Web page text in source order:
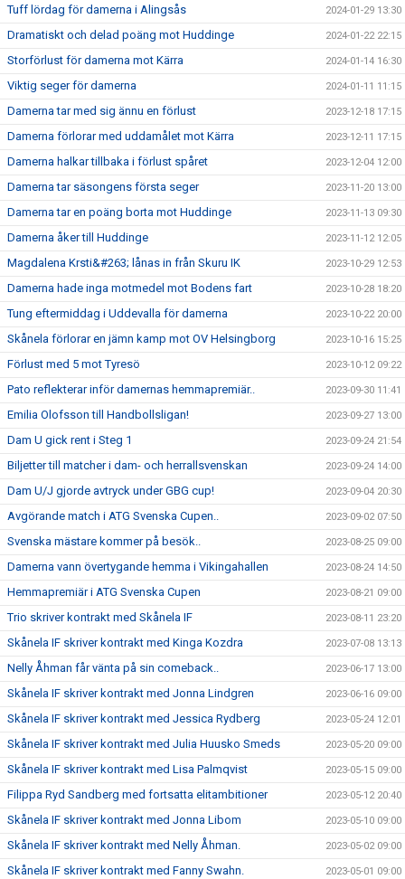
Tuff lördag för damerna i Alingsås 2024-01-29 13:30
Dramatiskt och delad poäng mot Huddinge 2024-01-22 22:15
Storförlust för damerna mot Kärra 2024-01-14 16:30
Viktig seger för damerna 2024-01-11 11:15
Damerna tar med sig ännu en förlust 2023-12-18 17:15
Damerna förlorar med uddamålet mot Kärra 2023-12-11 17:15
Damerna halkar tillbaka i förlust spåret 2023-12-04 12:00
Damerna tar säsongens första seger 2023-11-20 13:00
Damerna tar en poäng borta mot Huddinge 2023-11-13 09:30
Damerna åker till Huddinge 2023-11-12 12:05
Magdalena Krsti&#263; lånas in från Skuru IK 2023-10-29 12:53
Damerna hade inga motmedel mot Bodens fart 2023-10-28 18:20
Tung eftermiddag i Uddevalla för damerna 2023-10-22 20:00
Skånela förlorar en jämn kamp mot OV Helsingborg 2023-10-16 15:25
Förlust med 5 mot Tyresö 2023-10-12 09:22
Pato reflekterar inför damernas hemmapremiär.. 2023-09-30 11:41
Emilia Olofsson till Handbollsligan! 2023-09-27 13:00
Dam U gick rent i Steg 1 2023-09-24 21:54
Biljetter till matcher i dam- och herrallsvenskan 2023-09-24 14:00
Dam U/J gjorde avtryck under GBG cup! 2023-09-04 20:30
Avgörande match i ATG Svenska Cupen.. 2023-09-02 07:50
Svenska mästare kommer på besök.. 2023-08-25 09:00
Damerna vann övertygande hemma i Vikingahallen 2023-08-24 14:50
Hemmapremiär i ATG Svenska Cupen 2023-08-21 09:00
Trio skriver kontrakt med Skånela IF 2023-08-11 23:20
Skånela IF skriver kontrakt med Kinga Kozdra 2023-07-08 13:13
Nelly Åhman får vänta på sin comeback.. 2023-06-17 13:00
Skånela IF skriver kontrakt med Jonna Lindgren 2023-06-16 09:00
Skånela IF skriver kontrakt med Jessica Rydberg 2023-05-24 12:01
Skånela IF skriver kontrakt med Julia Huusko Smeds 2023-05-20 09:00
Skånela IF skriver kontrakt med Lisa Palmqvist 2023-05-15 09:00
Filippa Ryd Sandberg med fortsatta elitambitioner 2023-05-12 20:40
Skånela IF skriver kontrakt med Jonna Libom 2023-05-10 09:00
Skånela IF skriver kontrakt med Nelly Åhman. 2023-05-02 09:00
Skånela IF skriver kontrakt med Fanny Swahn. 2023-05-01 09:00